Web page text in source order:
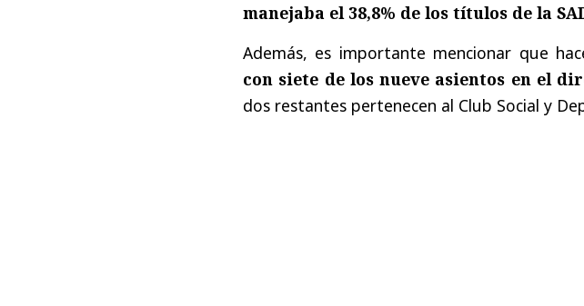
manejaba el 38,8% de los títulos de la
Además, es importante mencionar que
con siete de los nueve asientos en el
dos restantes pertenecen al Club Social y